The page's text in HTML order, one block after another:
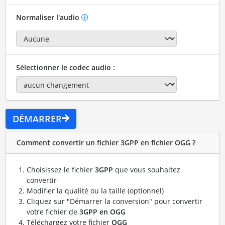
Normaliser l'audio
Sélectionner le codec audio :
DÉMARRER
Comment convertir un fichier 3GPP en fichier OGG ?
Choisissez le fichier 3GPP que vous souhaitez
convertir
Modifier la qualité ou la taille (optionnel)
Cliquez sur "Démarrer la conversion" pour convertir
votre fichier de 3GPP en OGG
Téléchargez votre fichier OGG